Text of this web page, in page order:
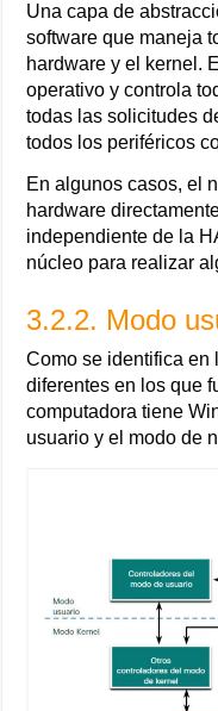
Una capa de
software que maneja
hardware y el kernel.
operativo y controla
todas las solicitudes
todos los periféricos
En algunos casos, el
hardware
independiente de la
núcleo para realizar
3.2.2. Modo
Como se identifica en
diferentes en los que
computadora tiene
usuario y el modo de